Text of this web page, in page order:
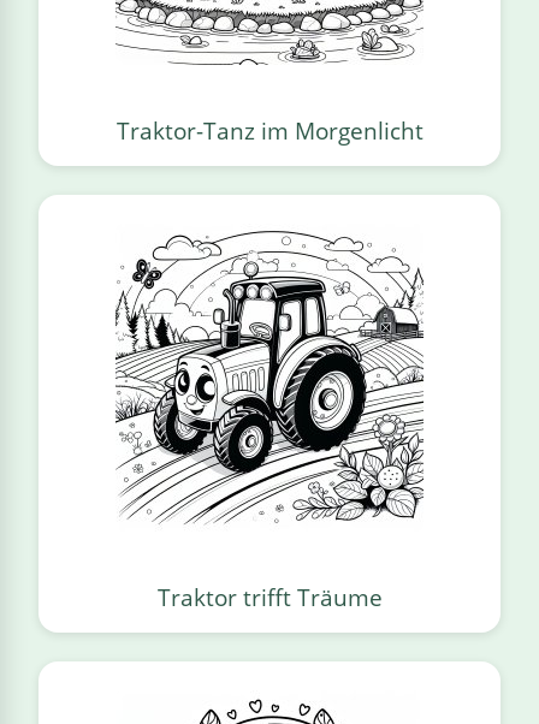
Traktor-Tanz im Morgenlicht
Traktor trifft Träume